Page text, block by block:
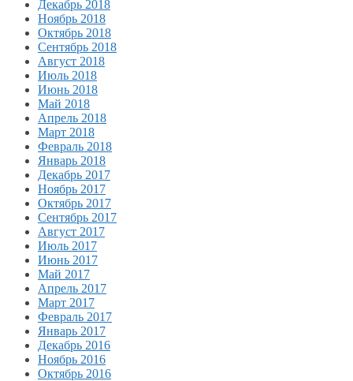
Декабрь 2018
Ноябрь 2018
Октябрь 2018
Сентябрь 2018
Август 2018
Июль 2018
Июнь 2018
Май 2018
Апрель 2018
Март 2018
Февраль 2018
Январь 2018
Декабрь 2017
Ноябрь 2017
Октябрь 2017
Сентябрь 2017
Август 2017
Июль 2017
Июнь 2017
Май 2017
Апрель 2017
Март 2017
Февраль 2017
Январь 2017
Декабрь 2016
Ноябрь 2016
Октябрь 2016